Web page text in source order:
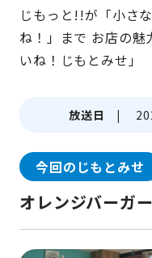
じもっと!!が「小さ
ね！」まで お店の魅
いね！じもとみせ」
放送日 |
今回のじもとみせ
オレンジバーガー